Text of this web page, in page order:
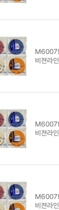
비젼라
비젼라
비젼라